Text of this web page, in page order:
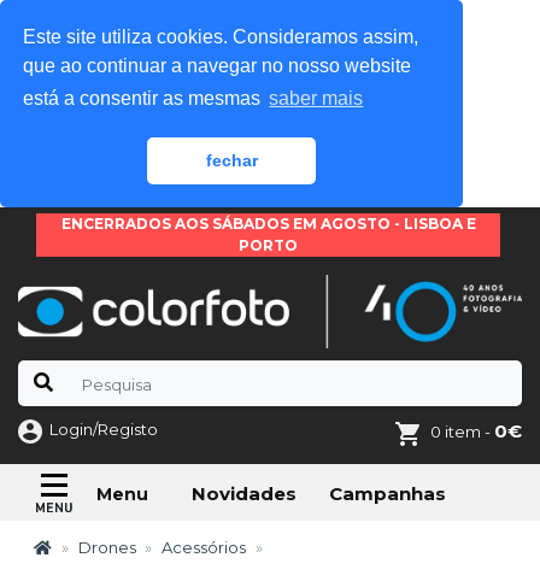
Este site utiliza cookies. Consideramos assim,
que ao continuar a navegar no nosso website
está a consentir as mesmas saber mais
fechar
ENCERRADOS AOS SÁBADOS EM AGOSTO - LISBOA E
PORTO
Login/Registo 0 item - 0€
Menu Novidades Campanhas
Drones Acessórios